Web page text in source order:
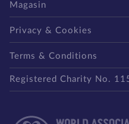
Magasin
Privacy & Cookies
Terms & Conditions
Registered Charity No.